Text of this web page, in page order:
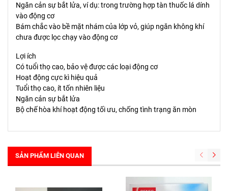
Ngăn cản sự bắt lửa, ví dụ: trong trường hợp tàn thuốc lá dính
vào động cơ
Bám chắc vào bề mặt nhám của lớp vỏ, giúp ngăn không khí
chưa được lọc chạy vào động cơ
Lợi ích
Có tuổi thọ cao, bảo vệ được các loại động cơ
Hoạt động cực kì hiệu quả
Tuổi thọ cao, ít tốn nhiên liệu
Ngăn cản sự bắt lửa
Bộ chế hòa khí hoạt động tối ưu, chống tình trạng ăn mòn
SẢN PHẨM LIÊN QUAN